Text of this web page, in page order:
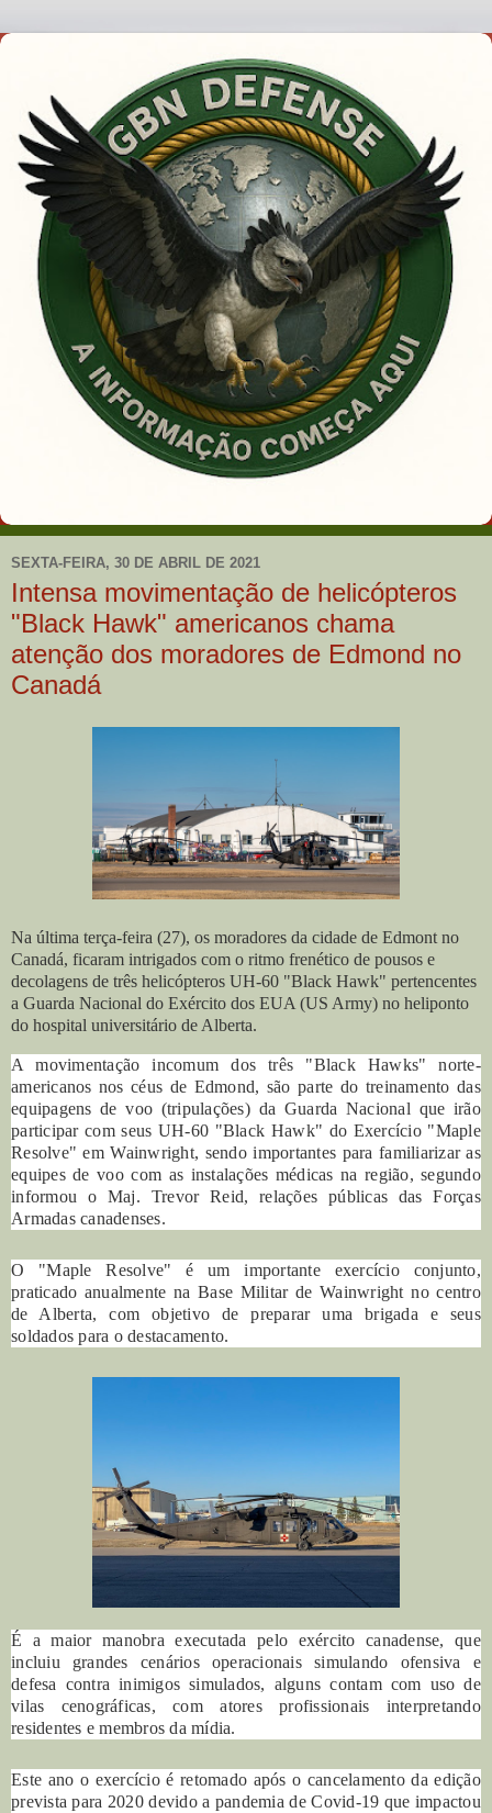
SEXTA-FEIRA, 30 DE ABRIL DE 2021
Intensa movimentação de helicópteros
"Black Hawk" americanos chama
atenção dos moradores de Edmond no
Canadá
Na última terça-feira (27), os moradores da cidade de Edmont no
Canadá, ficaram intrigados com o ritmo frenético de pousos e
decolagens de três helicópteros UH-60 "Black Hawk" pertencentes
a Guarda Nacional do Exército dos EUA (US Army) no heliponto
do hospital universitário de Alberta.
A movimentação incomum dos três "Black Hawks" norte-
americanos nos céus de Edmond, são parte do treinamento das
equipagens de voo (tripulações) da Guarda Nacional que irão
participar com seus UH-60 "Black Hawk" do Exercício "Maple
Resolve" em Wainwright, sendo importantes para familiarizar as
equipes de voo com as instalações médicas na região, segundo
informou o Maj. Trevor Reid, relações públicas das Forças
Armadas canadenses.
O "Maple Resolve" é um importante exercício conjunto,
praticado anualmente na Base Militar de Wainwright no centro
de Alberta, com objetivo de preparar uma brigada e seus
soldados para o destacamento.
É a maior manobra executada pelo exército canadense, que
incluiu grandes cenários operacionais simulando ofensiva e
defesa contra inimigos simulados, alguns contam com uso de
vilas cenográficas, com atores profissionais interpretando
residentes e membros da mídia.
Este ano o exercício é retomado após o cancelamento da edição
prevista para 2020 devido a pandemia de Covid-19 que impactou